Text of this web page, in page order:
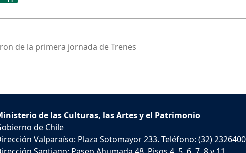
de la primera jornada de Trenes
de las Culturas, las Artes y el Patrimonio
de Chile
Valparaíso: Plaza Sotomayor 233. Teléfono: (32) 2326400